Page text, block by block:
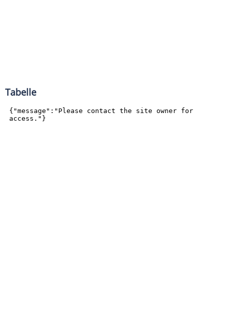
Tabelle